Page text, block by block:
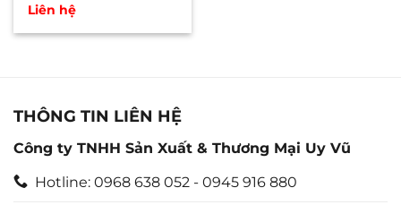
Được
hạng
Liên hệ
THÔNG TIN LIÊN HỆ
Công ty TNHH Sản Xuất & Thương Mại Uy Vũ
Hotline: 0968 638 052 - 0945 916 880